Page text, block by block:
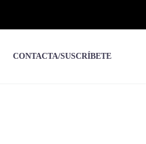
CONTACTA/SUSCRÍBETE